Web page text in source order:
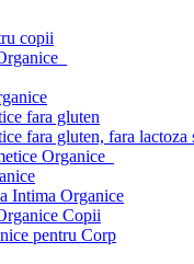
copii
fara gluten
fara gluten, fara lactoza
Organice
Intima Organice
Copii
pentru Corp